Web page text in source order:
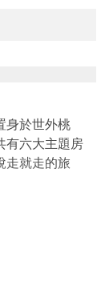
身於世外桃
有六大主題房
走就走的旅
約２０分鐘
眾多不同景